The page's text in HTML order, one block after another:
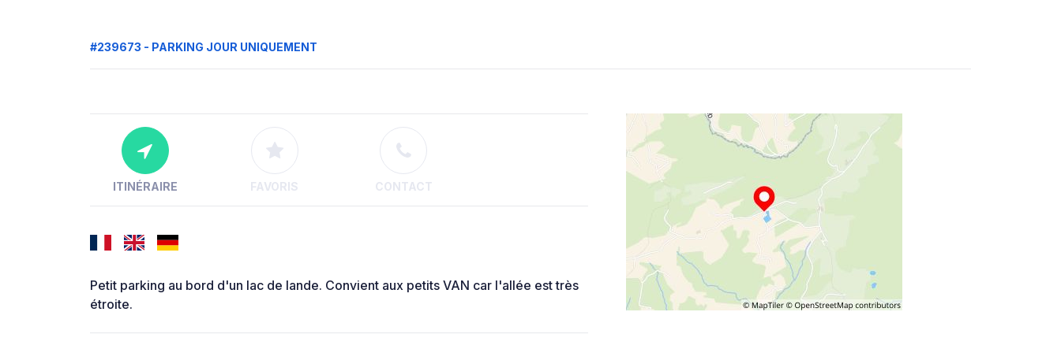
#239673 - PARKING JOUR UNIQUEMENT
ITINÉRAIRE FAVORIS CONTACT
Petit parking au bord d'un lac de lande. Convient aux petits VAN car l'allée est très
étroite.